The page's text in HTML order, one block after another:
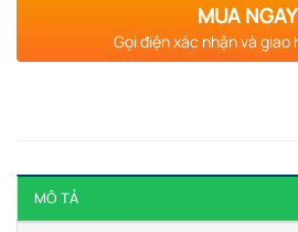
MUA NGAY
Gọi điện xác nhận và giao
MÔ TẢ